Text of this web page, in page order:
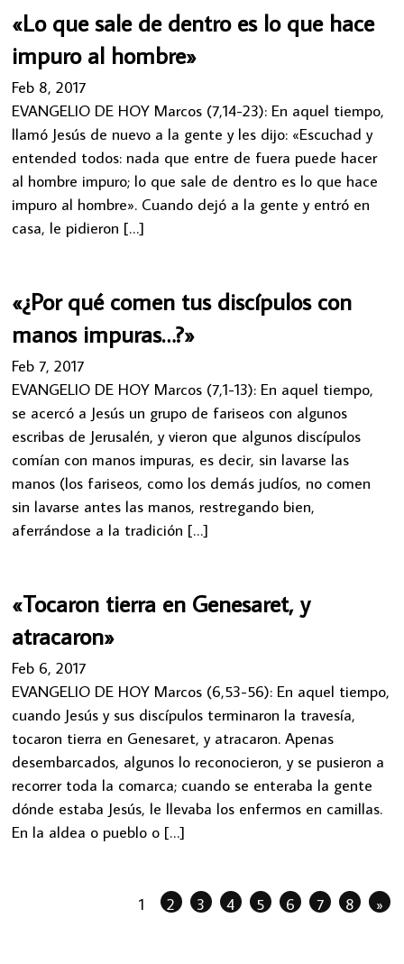
«Lo que sale de dentro es lo que hace
impuro al hombre»
Feb 8, 2017
EVANGELIO DE HOY Marcos (7,14-23): En aquel tiempo,
llamó Jesús de nuevo a la gente y les dijo: «Escuchad y
entended todos: nada que entre de fuera puede hacer
al hombre impuro; lo que sale de dentro es lo que hace
impuro al hombre». Cuando dejó a la gente y entró en
casa, le pidieron […]
«¿Por qué comen tus discípulos con
manos impuras…?»
Feb 7, 2017
EVANGELIO DE HOY Marcos (7,1-13): En aquel tiempo,
se acercó a Jesús un grupo de fariseos con algunos
escribas de Jerusalén, y vieron que algunos discípulos
comían con manos impuras, es decir, sin lavarse las
manos (los fariseos, como los demás judíos, no comen
sin lavarse antes las manos, restregando bien,
aferrándose a la tradición […]
«Tocaron tierra en Genesaret, y
atracaron»
Feb 6, 2017
EVANGELIO DE HOY Marcos (6,53-56): En aquel tiempo,
cuando Jesús y sus discípulos terminaron la travesía,
tocaron tierra en Genesaret, y atracaron. Apenas
desembarcados, algunos lo reconocieron, y se pusieron a
recorrer toda la comarca; cuando se enteraba la gente
dónde estaba Jesús, le llevaba los enfermos en camillas.
En la aldea o pueblo o […]
1 2 3 4 5 6 7 8 »